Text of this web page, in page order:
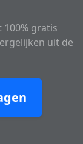
gratis
uit de